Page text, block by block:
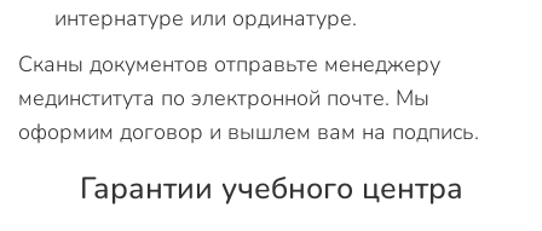
интернатуре или ординатуре.
Сканы документов отправьте менеджеру
мединститута по электронной почте. Мы
оформим договор и вышлем вам на подпись.
Гарантии учебного центра